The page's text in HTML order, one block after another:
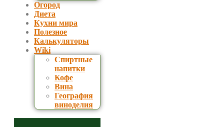
Огород
Диета
Кухни мира
Полезное
Калькуляторы
Wiki
Спиртные
напитки
Кофе
Вина
География
виноделия